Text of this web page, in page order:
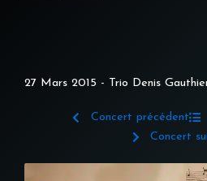
27 Mars 2015 - Trio Denis
Concert précédent
Concert